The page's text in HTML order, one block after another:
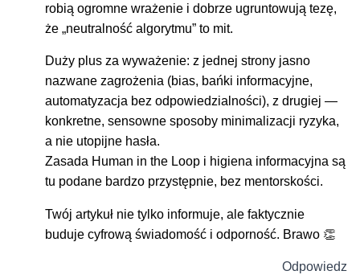
robią ogromne wrażenie i dobrze ugruntowują tezę,
że „neutralność algorytmu” to mit.
Duży plus za wyważenie: z jednej strony jasno
nazwane zagrożenia (bias, bańki informacyjne,
automatyzacja bez odpowiedzialności), z drugiej —
konkretne, sensowne sposoby minimalizacji ryzyka,
a nie utopijne hasła.
Zasada Human in the Loop i higiena informacyjna są
tu podane bardzo przystępnie, bez mentorskości.
Twój artykuł nie tylko informuje, ale faktycznie
buduje cyfrową świadomość i odporność. Brawo 👏
Odpowiedz